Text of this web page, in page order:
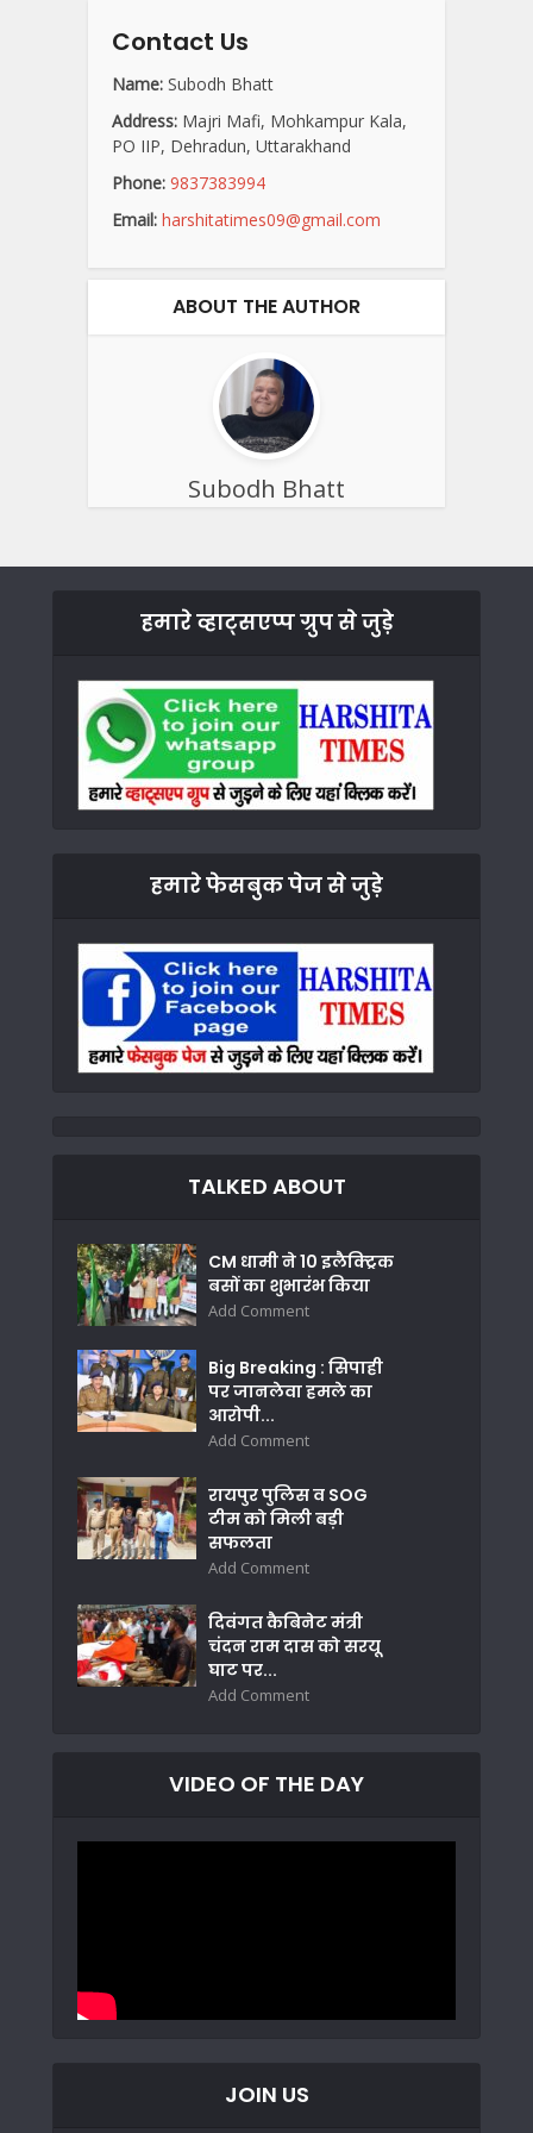
Contact Us
Name: Subodh Bhatt
Address: Majri Mafi, Mohkampur Kala,
PO IIP, Dehradun, Uttarakhand
Phone: 9837383994
Email: harshitatimes09@gmail.com
ABOUT THE AUTHOR
Subodh Bhatt
हमारे व्हाट्सएप्प ग्रुप से जुड़े
हमारे फेसबुक पेज से जुड़े
TALKED ABOUT
CM धामी ने 10 इलैक्ट्रिक
बसों का शुभारंभ किया
Add Comment
Big Breaking : सिपाही
पर जानलेवा हमले का
आरोपी...
Add Comment
रायपुर पुलिस व SOG
टीम को मिली बड़ी
सफलता
Add Comment
दिवंगत कैबिनेट मंत्री
चंदन राम दास को सरयू
घाट पर...
Add Comment
VIDEO OF THE DAY
JOIN US